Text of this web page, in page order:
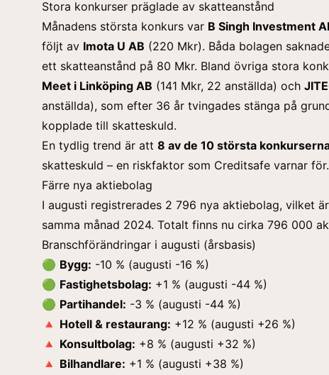
Stora konkurser präglade av skatteanstånd
Månadens största konkurs var B Singh Investment
följt av Imota U AB (220 Mkr). Båda bolagen
ett skatteanstånd på 80 Mkr. Bland övriga stora
Meet i Linköping AB (141 Mkr, 22 anställda) och
anställda), som efter 36 år tvingades stänga på
kopplade till skatteskuld.
En tydlig trend är att 8 av de 10 största
skatteskuld – en riskfaktor som Creditsafe varnar för.
Färre nya aktiebolag
I augusti registrerades 2 796 nya aktiebolag, vilket
samma månad 2024. Totalt finns nu cirka 796 000
Branschförändringar i augusti (årsbasis)
🟢 Bygg: -10 % (augusti -16 %)
🟢 Fastighetsbolag: +1 % (augusti -44 %)
🟢 Partihandel: -3 % (augusti -44 %)
🔺 Hotell & restaurang: +12 % (augusti +26 %)
🔺 Konsultbolag: +8 % (augusti +32 %)
🔺 Bilhandlare: +1 % (augusti +38 %)